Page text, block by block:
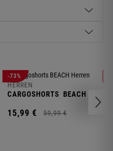
-73%
HERREN
CARGOSHORTS BEACH
15,99 € 59,99 €